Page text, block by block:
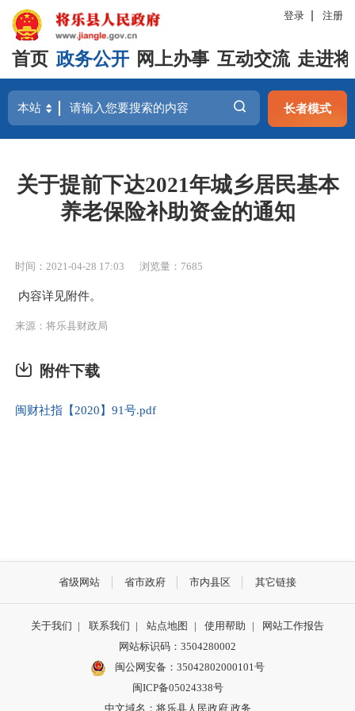
登录 注册
首页 政务公开 网上办事 互动交流 走进
长者模式
关于提前下达2021年城乡居民基本
养老保险补助资金的通知
时间：2021-04-28 17:03 浏览量：7685
内容详见附件。
来源：将乐县财政局
附件下载
闽财社指【2020】91号.pdf
省级网站 省市政府 市内县区 其它链接
关于我们 | 联系我们 | 站点地图 | 使用帮助 |
网站工作报告
网站标识码：3504280002
闽公网安备：35042802000101号
闽ICP备05024338号
中文域名：将乐县人民政府.政务